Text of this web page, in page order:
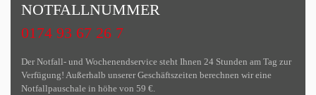
NOTFALLNUMMER
0174 93 67 26 7
Der Notfall- und Wochenendservice steht Ihnen 24 Stunden am Tag zur
Verfügung! Außerhalb unserer Geschäftszeiten berechnen wir eine
Notfallpauschale in höhe von 59 €.